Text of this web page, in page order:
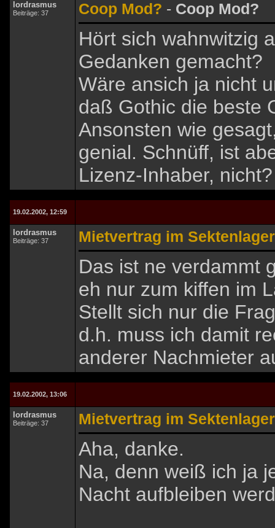
lordrasmus
Beiträge: 37 Coop Mod? - Coop Mod?
Hört sich wahnwitzig
Gedanken gemacht?
Wäre ansich ja nicht
daß Gothic die beste
Ansonsten wie
genial. Schnüff, ist
Lizenz-Inhaber, nicht?
19.02.2002, 12:59
lordrasmus
Beiträge: 37 Mietvertrag im Sektenlager
Das ist ne verdammt
eh nur zum kiffen im
Stellt sich nur die
d.h. muss ich damit
anderer Nachmieter
19.02.2002, 13:06
lordrasmus
Beiträge: 37 Mietvertrag im Sektenlager
Aha, danke.
Na, denn weiß ich ja
Nacht aufbleiben